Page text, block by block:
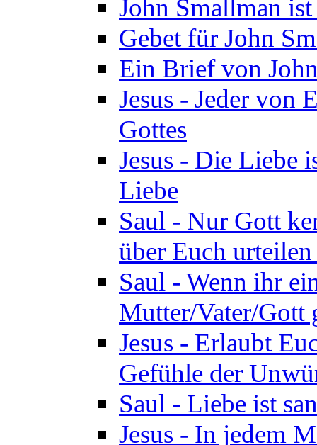
John Smallman
Gebet für John
Ein Brief von
Jesus - Jeder von
Gottes
Jesus - Die Liebe
Liebe
Saul - Nur Gott
über Euch
Saul - Wenn ihr
Mutter/Vater/Gott
Jesus - Erlaubt
Gefühle der
Saul - Liebe ist
Jesus - In jedem